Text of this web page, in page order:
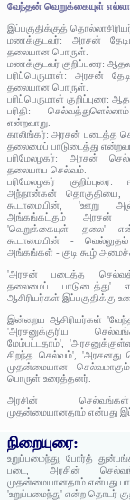
வேந்தன் வெறுக்கையுள்
இப்பகுதிக்குத்
மணக்குடவர்: அரசன்
தலையான பொருள்.
மணக்குடவர் குறிப்புரை:
பரிப்பெருமாள்: அரசன்
தலையான பொருள்.
பரிப்பெருமாள் குறிப்புரை:
பரிதி:
என்றவாறு.
காலிங்கர்: அரசன் படைத்த
தலைமைப் பாடுடைத்து
பரிமேலழகர்: அரசன்
தலையாய செல்வம்.
பரிமேலழகர்
அந்நான்கன் தொகுதியை,
கூடாமையின், 'ஊறு
அங்கங்கட்கும் அரசன்
'வெறுக்கையுள் தலை'
கூடாமையின் - வெல்லுதல்
அங்கங்கள் - குடி கூழ்
'அரசன் படைத்த
தலைமைப் பாடுடைத்து'
ஆசிரியர்கள் இப்பகுதிக்கு
இன்றைய ஆசிரியர்கள்
'அரசனுக்குரிய
மேம்பட்டதாம்',
சிறந்த செல்வம்', 'அரசனது
முதன்மையான
பொருள் உரைத்தனர்.
அரசின் செல்வங்கள்
முதன்மையானதாம் என்பது
நிறையுரை:
உறுப்பமைந்து, போர்த்
படை, அரசின்
முதன்மையானதாம் என்பது
'உறுப்பமைந்து' என்ற தொடர்